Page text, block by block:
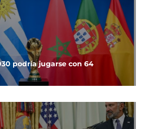
podría jugarse con 64